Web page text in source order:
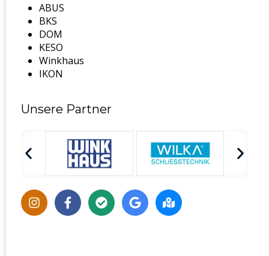
ABUS
BKS
DOM
KESO
Winkhaus
IKON
Unsere Partner